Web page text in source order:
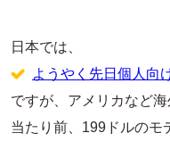
日本では、
ようやく先日個人向
ですが、アメリカなど
当たり前、199ドルのモ